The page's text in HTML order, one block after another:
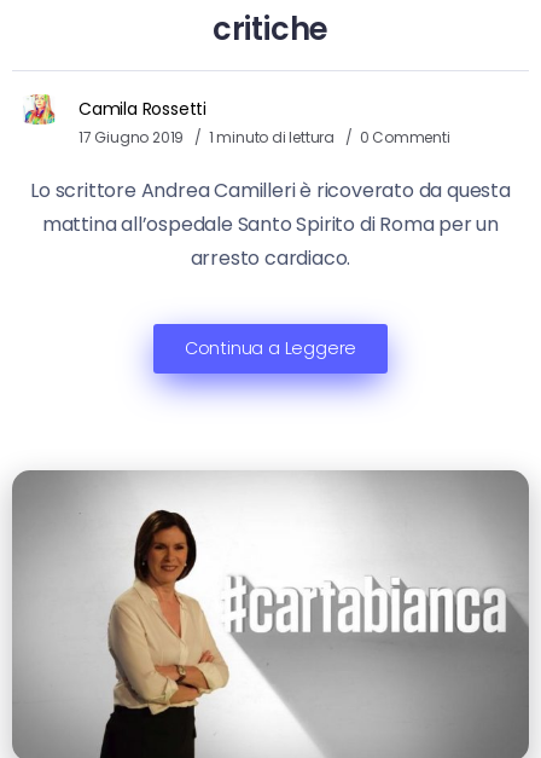
critiche
Camila Rossetti
17 Giugno 2019 1 minuto di lettura 0 Commenti
Lo scrittore Andrea Camilleri è ricoverato da questa
mattina all’ospedale Santo Spirito di Roma per un
arresto cardiaco.
Continua a Leggere